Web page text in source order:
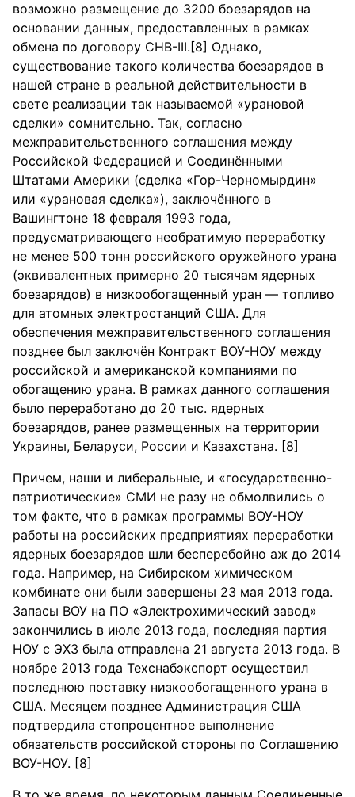
возможно размещение до 3200 боезарядов на
основании данных, предоставленных в рамках
обмена по договору СНВ-III.[8] Однако,
существование такого количества боезарядов в
нашей стране в реальной действительности в
свете реализации так называемой «урановой
сделки» сомнительно. Так, согласно
межправительственного соглашения между
Российской Федерацией и Соединёнными
Штатами Америки (сделка «Гор-Черномырдин»
или «урановая сделка»), заключённого в
Вашингтоне 18 февраля 1993 года,
предусматривающего необратимую переработку
не менее 500 тонн российского оружейного урана
(эквивалентных примерно 20 тысячам ядерных
боезарядов) в низкообогащенный уран — топливо
для атомных электростанций США. Для
обеспечения межправительственного соглашения
позднее был заключён Контракт ВОУ-НОУ между
российской и американской компаниями по
обогащению урана. В рамках данного соглашения
было переработано до 20 тыс. ядерных
боезарядов, ранее размещенных на территории
Украины, Беларуси, России и Казахстана. [8]
Причем, наши и либеральные, и «государственно-
патриотические» СМИ не разу не обмолвились о
том факте, что в рамках программы ВОУ-НОУ
работы на российских предприятиях переработки
ядерных боезарядов шли бесперебойно аж до 2014
года. Например, на Сибирском химическом
комбинате они были завершены 23 мая 2013 года.
Запасы ВОУ на ПО «Электрохимический завод»
закончились в июле 2013 года, последняя партия
НОУ с ЭХЗ была отправлена 21 августа 2013 года. В
ноябре 2013 года Техснабэкспорт осуществил
последнюю поставку низкообогащенного урана в
США. Месяцем позднее Администрация США
подтвердила стопроцентное выполнение
обязательств российской стороны по Соглашению
ВОУ-НОУ. [8]